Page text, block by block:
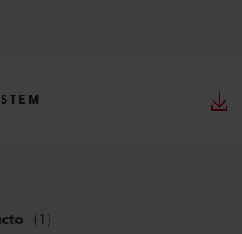
(1)